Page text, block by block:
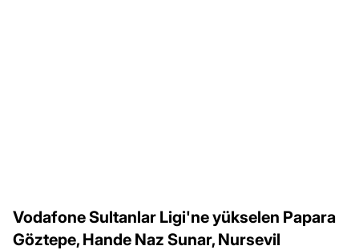
Vodafone Sultanlar Ligi'ne yükselen Papara
Göztepe, Hande Naz Sunar, Nursevil